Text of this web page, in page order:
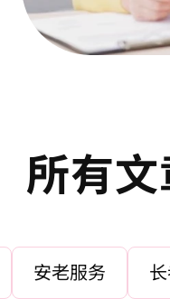
所有文
选择
安老服务